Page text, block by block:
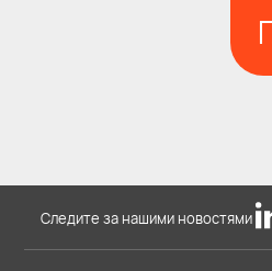
Следите за нашими новостями